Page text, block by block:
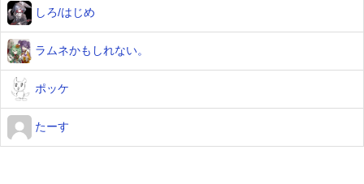
しろ/はじめ
ラムネかもしれない。
ポッケ
たーす